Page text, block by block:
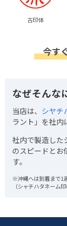
古印体
今す
なぜそんな
当店は、 シヤチ
ラント」を社内
社内で製造した
のスピードとお
す。
※沖縄へは到着まで1
（シャチハタネーム